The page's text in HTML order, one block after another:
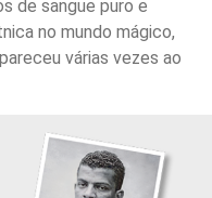
de sangue puro e
no mundo mágico,
várias vezes ao